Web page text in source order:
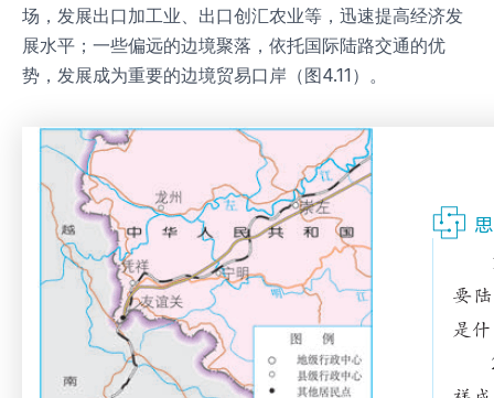
场，发展出口加工业、出口创汇农业等，迅速提高经济发
展水平；一些偏远的边境聚落，依托国际陆路交通的优
势，发展成为重要的边境贸易口岸（图4.11）。